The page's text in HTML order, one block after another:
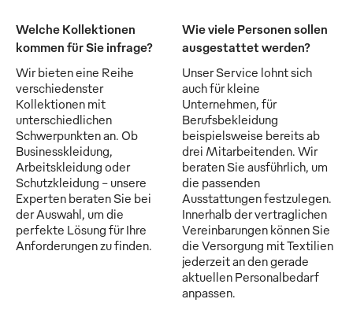
Welche Kollektionen
kommen für Sie infrage?
Wir bieten eine Reihe
verschiedenster
Kollektionen mit
unterschiedlichen
Schwerpunkten an. Ob
Businesskleidung,
Arbeitskleidung oder
Schutzkleidung - unsere
Experten beraten Sie bei
der Auswahl, um die
perfekte Lösung für Ihre
Anforderungen zu finden.
Wie viele Personen sollen
ausgestattet werden?
Unser Service lohnt sich
auch für kleine
Unternehmen, für
Berufsbekleidung
beispielsweise bereits ab
drei Mitarbeitenden. Wir
beraten Sie ausführlich, um
die passenden
Ausstattungen festzulegen.
Innerhalb der vertraglichen
Vereinbarungen können Sie
die Versorgung mit Textilien
jederzeit an den gerade
aktuellen Personalbedarf
anpassen.